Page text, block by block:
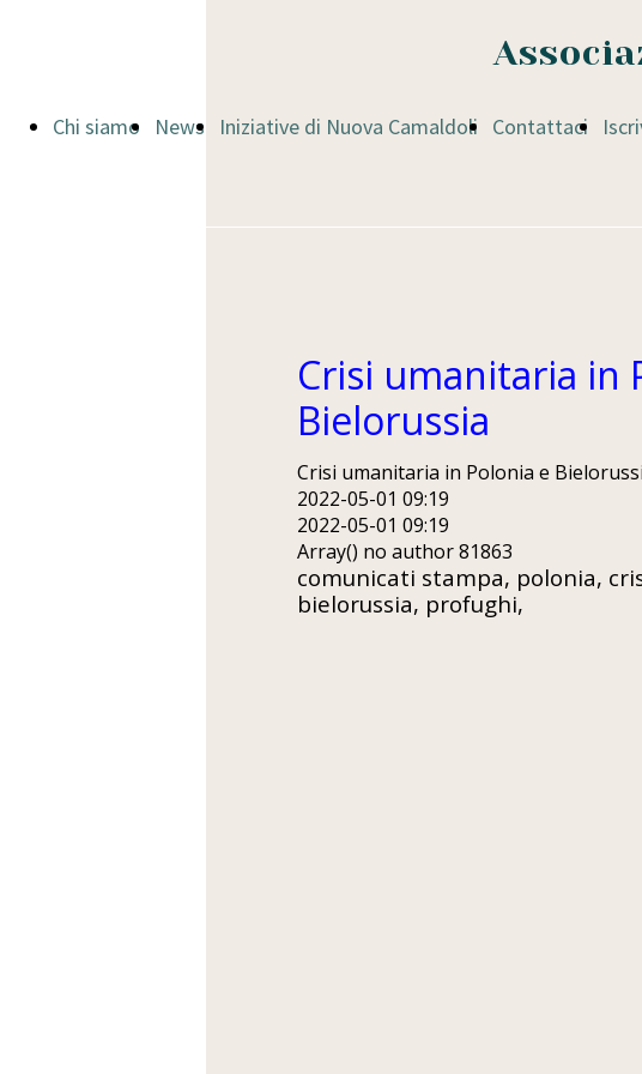
Chi siamo News Iniziative di Nuova Camaldoli Contattaci
Crisi umanitaria in
Bielorussia
Crisi umanitaria in Polonia e
2022-05-01 09:19
2022-05-01 09:19
Array() no author 81863
comunicati stampa, polonia,
bielorussia, profughi,